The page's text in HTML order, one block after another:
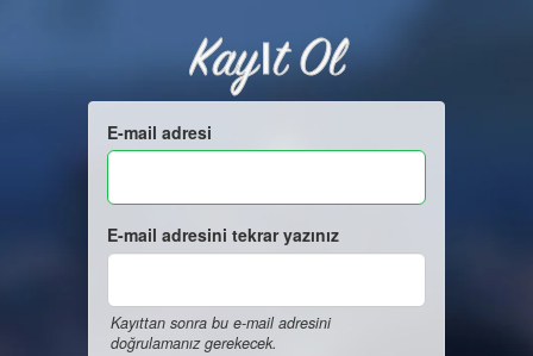
Kayıt Ol
E-mail adresi
E-mail adresini tekrar yazınız
Kayıttan sonra bu e-mail adresini
doğrulamanız gerekecek.